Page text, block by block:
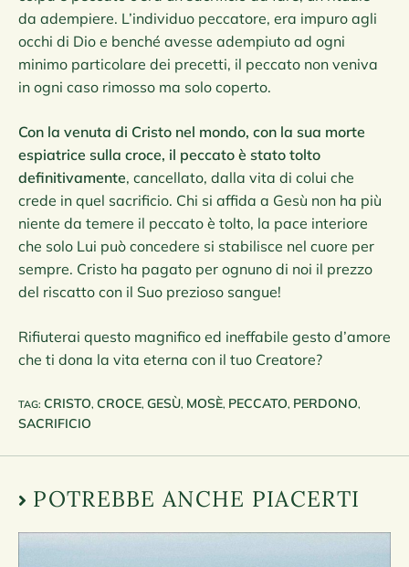
da adempiere. L’individuo peccatore, era impuro agli
occhi di Dio e benché avesse adempiuto ad ogni
minimo particolare dei precetti, il peccato non veniva
in ogni caso rimosso ma solo coperto.
Con la venuta di Cristo nel mondo, con la sua morte
espiatrice sulla croce, il peccato è stato tolto
definitivamente, cancellato, dalla vita di colui che
crede in quel sacrificio. Chi si affida a Gesù non ha più
niente da temere il peccato è tolto, la pace interiore
che solo Lui può concedere si stabilisce nel cuore per
sempre. Cristo ha pagato per ognuno di noi il prezzo
del riscatto con il Suo prezioso sangue!
Rifiuterai questo magnifico ed ineffabile gesto d’amore
che ti dona la vita eterna con il tuo Creatore?
TAG: CRISTO, CROCE, GESÙ, MOSÈ, PECCATO, PERDONO,
SACRIFICIO
POTREBBE ANCHE PIACERTI